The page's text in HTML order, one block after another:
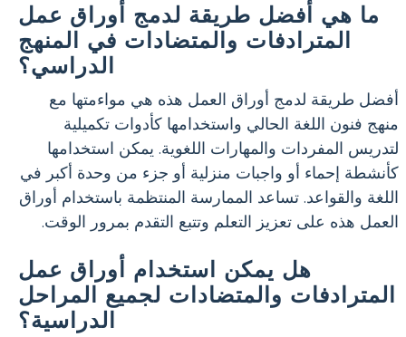
ما هي أفضل طريقة لدمج أوراق عمل
المترادفات والمتضادات في المنهج
الدراسي؟
أفضل طريقة لدمج أوراق العمل هذه هي مواءمتها مع
منهج فنون اللغة الحالي واستخدامها كأدوات تكميلية
لتدريس المفردات والمهارات اللغوية. يمكن استخدامها
كأنشطة إحماء أو واجبات منزلية أو جزء من وحدة أكبر في
اللغة والقواعد. تساعد الممارسة المنتظمة باستخدام أوراق
العمل هذه على تعزيز التعلم وتتبع التقدم بمرور الوقت.
هل يمكن استخدام أوراق عمل
المترادفات والمتضادات لجميع المراحل
الدراسية؟